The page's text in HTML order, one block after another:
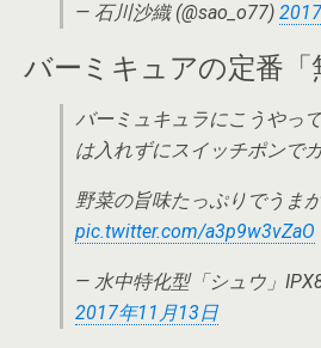
— 石川沙織 (@sao_o77)
バーミキュアの定番「
バーミュキュラにこうやっ
は入れずにスイッチポンで
野菜の旨味たっぷりでうま
pic.twitter.com/a3p9w3vZaO
— 水中特化型「シュウ」
2017年11月13日